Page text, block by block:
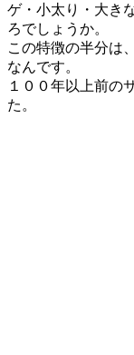
ゲ・小太り・大き
ろでしょうか。
この特徴の半分は
なんです。
１００年以上前の
た。